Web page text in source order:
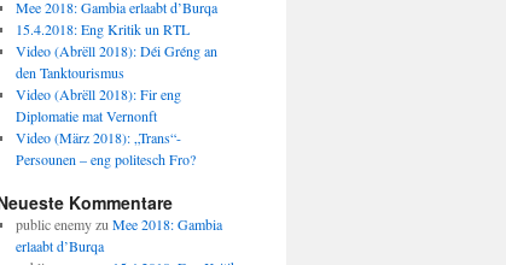
Mee 2018: Gambia erlaabt d’Burqa
15.4.2018: Eng Kritik un RTL
Video (Abrëll 2018): Déi Gréng an
den Tanktourismus
Video (Abrëll 2018): Fir eng
Diplomatie mat Vernonft
Video (März 2018): „Trans“-
Persounen – eng politesch Fro?
Kommentare
public enemyzu Mee 2018: Gambia
erlaabt d’Burqa